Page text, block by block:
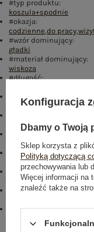
#typ produktu:
koszula+spodnie
#okazja:
codzienne,do pracy,
#wzór dominujący:
gładki
#materiał dominujący:
wiskoza
#długość:
#rękaw:
długi rękaw
kołnierzyk
guziki
#cechy dodatkowe:
z paskiem
#skład materiału :
75% wiskoza,15%
#sposób prania :
#kieszenie:
Konfiguracja
Dbamy o Twoją
Sklep korzysta z
Polityką dotyczącą
przechowywania lub
Więcej informacji na
znaleźć także na